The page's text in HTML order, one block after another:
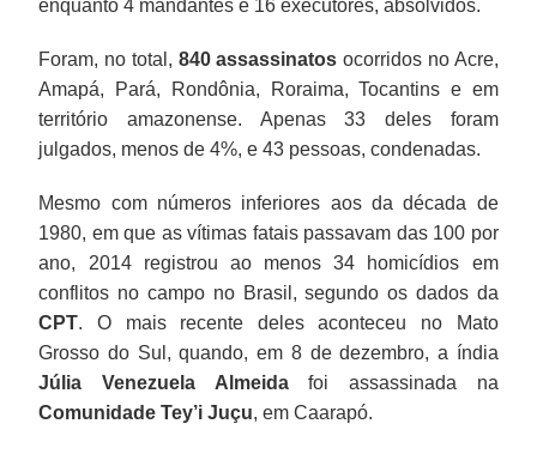
enquanto 4 mandantes e 16 executores, absolvidos.
Foram, no total, 840 assassinatos ocorridos no Acre,
Amapá, Pará, Rondônia, Roraima, Tocantins e em
território amazonense. Apenas 33 deles foram
julgados, menos de 4%, e 43 pessoas, condenadas.
Mesmo com números inferiores aos da década de
1980, em que as vítimas fatais passavam das 100 por
ano, 2014 registrou ao menos 34 homicídios em
conflitos no campo no Brasil, segundo os dados da
CPT. O mais recente deles aconteceu no Mato
Grosso do Sul, quando, em 8 de dezembro, a índia
Júlia Venezuela Almeidafoi assassinada na
Comunidade Tey’i Juçu, em Caarapó.